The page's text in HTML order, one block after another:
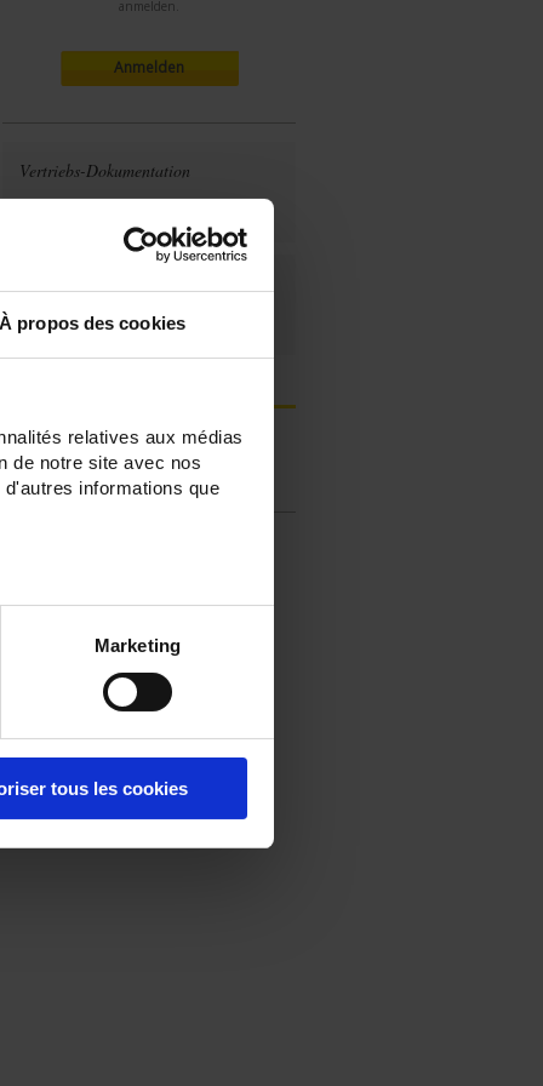
À propos des cookies
relatives aux médias
de notre site avec nos
informations que
Marketing
tous les cookies
anmelden.
Anmelden
Vertriebs-Dokumentation
L411-412-461
Produkte
FAQs & Frage an einen Service-
Techniker